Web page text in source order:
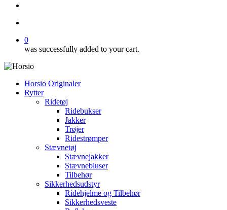
0
was successfully added to your cart.
Horsio Originaler
Rytter
Ridetøj
Ridebukser
Jakker
Trøjer
Ridestrømper
Stævnetøj
Stævnejakker
Stævnebluser
Tilbehør
Sikkerhedsudstyr
Ridehjelme og Tilbehør
Sikkerhedsveste